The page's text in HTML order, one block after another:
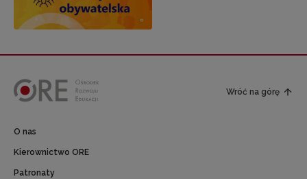
Wróć na górę
O nas
Kierownictwo ORE
Patronaty